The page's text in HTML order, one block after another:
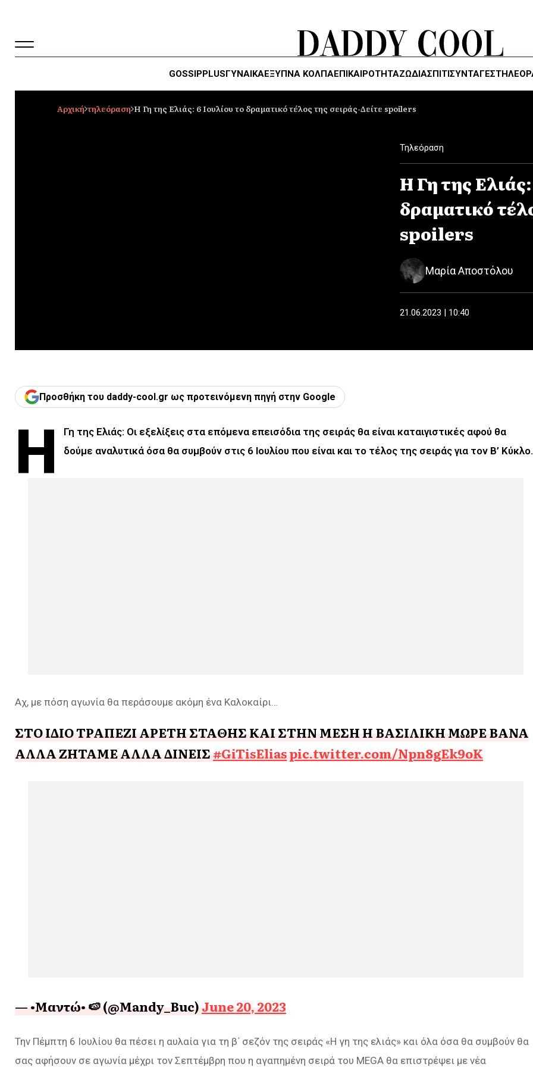
GOSSIPPLUSΓΥΝΑΙΚΑΈΞΥΠΝΑ ΚΌΛΠΑΕΠΙΚΑΙΡΟΤΗΤΑΖΏΔΙΑΣΠΙΤΙΣΥΝΤΑΓΕΣ
Αρχική τηλεόραση Η Γη της Ελιάς: 6 Ιουλίου το δραματικό τέλος της σειράς-Δείτε spoilers
Τηλεόραση
Η Γη της
δραματικό
spoilers
Μαρία Αποστόλου
21.06.2023 | 10:40
Προσθήκη του daddy-cool.gr ως προτεινόμενη πηγή στην Google
Η
Γη της Ελιάς: Οι εξελίξεις στα επόμενα επεισόδια της σειράς θα είναι καταιγιστικές αφού θα
δούμε αναλυτικά όσα θα συμβούν στις 6 Ιουλίου που είναι και το τέλος της σειράς για τον Β’
Αχ, με πόση αγωνία θα περάσουμε ακόμη ένα Καλοκαίρι…
ΣΤΟ ΙΔΙΟ ΤΡΑΠΕΖΙ ΑΡΕΤΗ ΣΤΑΘΗΣ ΚΑΙ ΣΤΗΝ ΜΕΣΗ Η ΒΑΣΙΛΙΚΗ ΜΩΡΕ ΒΑΝΑ
ΑΛΛΑ ΖΗΤΑΜΕ ΑΛΛΑ ΔΙΝΕΙΣ#GiTisEliaspic.twitter.com/Npn8gEk9oK
— •Μαντώ• 🍉 (@Mandy_Buc)June 20, 2023
Την Πέμπτη 6 Ιουλίου θα πέσει η αυλαία για τη β΄ σεζόν της σειράς «Η γη της ελιάς» και όλα όσα θα συμβούν θα
σας αφήσουν σε αγωνία μέχρι τον Σεπτέμβρη που η αγαπημένη σειρά του MEGA θα επιστρέψει με νέα